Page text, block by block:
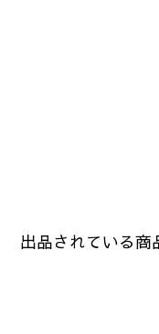
出品されている商